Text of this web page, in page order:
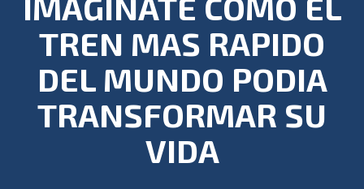
TREN MAS RAPIDO
DEL MUNDO PODIA
TRANSFORMAR SU
VIDA